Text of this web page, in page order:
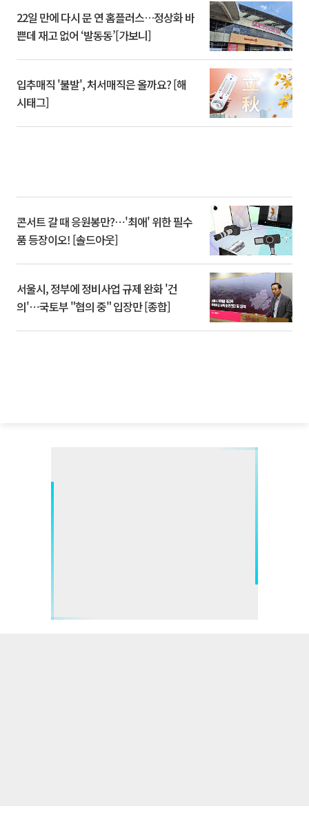
22일 만에 다시 문 연 홈플러스…정상화 바
쁜데 재고 없어 ‘발동동’[가보니]
입추매직 '불발', 처서매직은 올까요? [해
시태그]
콘서트 갈 때 응원봉만?⋯'최애' 위한 필수
품 등장이오! [솔드아웃]
서울시, 정부에 정비사업 규제 완화 '건
의'⋯국토부 "협의 중" 입장만 [종합]